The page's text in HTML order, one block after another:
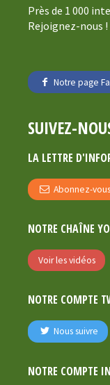
Près de 1 000
Rejoignez-nous !
Notre page
SUIVEZ-
LA LETTRE
Abonnez-
NOTRE CHAÎNE
Voir les vidéos
NOTRE COMPTE
Nous suivre
NOTRE COMPTE